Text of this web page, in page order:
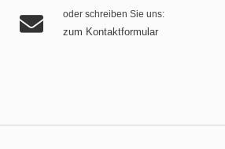
oder schreiben Sie uns:
zum Kontaktformular